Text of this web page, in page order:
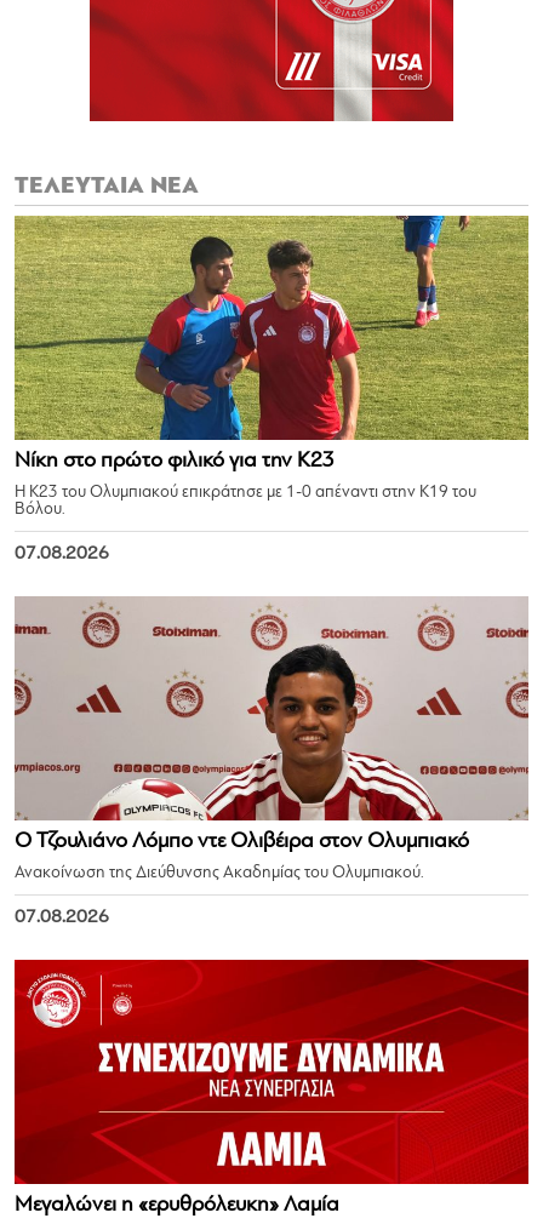
ΤΕΛΕΥΤΑΙΑ ΝΕΑ
Νίκη στο πρώτο φιλικό για την Κ23
Η Κ23 του Ολυμπιακού επικράτησε με 1-0 απέναντι στην Κ19 του
Βόλου.
07.08.2026
Ο Τζουλιάνο Λόμπο ντε Ολιβέιρα στον Ολυμπιακό
Ανακοίνωση της Διεύθυνσης Ακαδημίας του Ολυμπιακού.
07.08.2026
Μεγαλώνει η «ερυθρόλευκη» Λαμία